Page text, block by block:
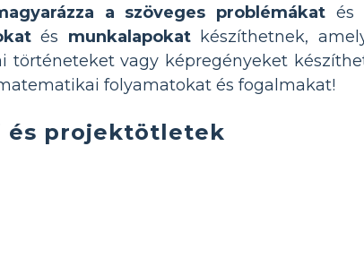
a szöveges problémákat és
és munkalapokatkészíthetnek,
történeteket vagy képregényeket
folyamatokat és fogalmakat!
és projektötletek